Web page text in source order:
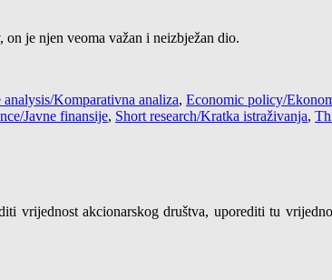
je njen veoma važan i neizbježan dio.
Komparativna analiza, Economic policy/
Javne finansije, Short research/Kratka istraživanja,
vrijednost akcionarskog društva, uporediti tu